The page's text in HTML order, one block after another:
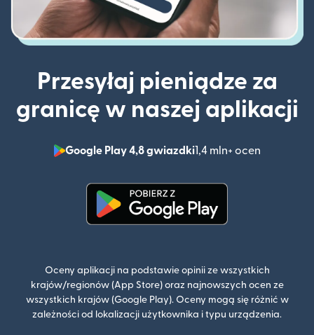
Przesyłaj pieniądze za
granicę w naszej aplikacji
Google Play 4,8 gwiazdki1,4 mln+ ocen
(otwiera
Oceny aplikacji na podstawie opinii ze wszystkich
krajów/regionów (App Store) oraz najnowszych ocen ze
wszystkich krajów (Google Play). Oceny mogą się różnić w
zależności od lokalizacji użytkownika i typu urządzenia.